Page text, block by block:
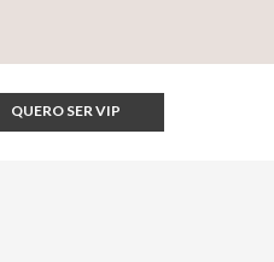
QUERO SER VIP